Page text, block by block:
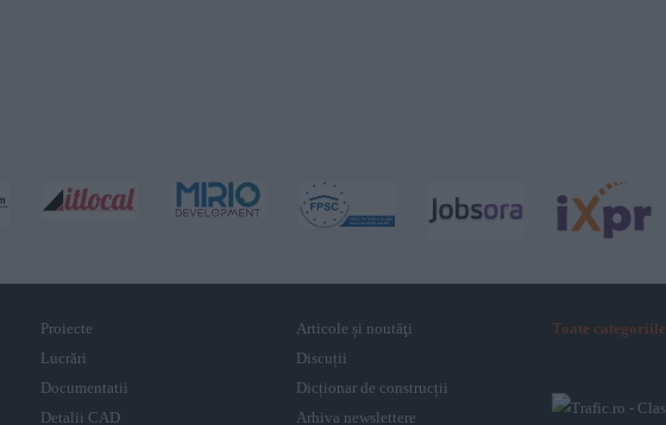
Proiecte
Lucrări
Documentatii
Detalii CAD
Articole și noutăţi
Discuții
Dicționar de construcții
Arhiva newslettere
Toate categoriile